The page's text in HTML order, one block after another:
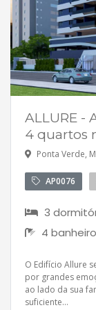
ALLURE -
4 quartos
Ponta Verde,
AP0076
3
4
O Edifício Allure
por grandes
ao lado da sua
suficiente...